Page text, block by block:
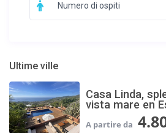
Numero di ospiti
Ultime ville
Casa Linda,
vista mare en